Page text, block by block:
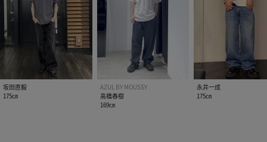
[注意事項]
※画像の商品はサンプルです。実際の商品と仕様、加工が若干
異なる場合があります。
※画像の商品は光の照射や角度、お使いのモニター環境によ
り、実物と色味が異なる場合がございます。
※着用、お取り扱いの際は、アテンションタグをご確認くださ
い。
坂田直毅
175㎝
AZUL BY MOUSSY
高橋春樹
169㎝
永井一成
175㎝